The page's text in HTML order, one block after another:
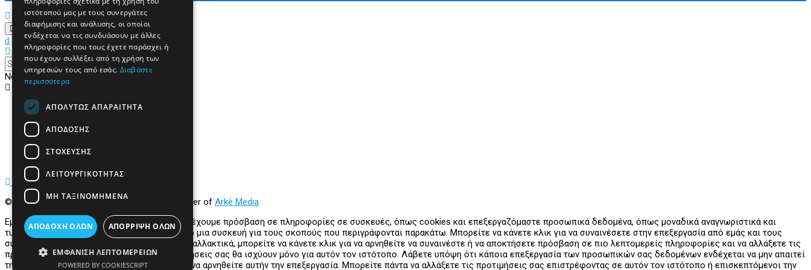
No Result
View All Result
Αρχική
Κόσμος
Πολιτική
Τοπικά
Περιφερειακά
Υγεία
© 2022PrevezapostInspired by Partner of Arkè Media
Εμείς και οι συνεργάτες μας αποθηκεύουμε ή έχουμε πρόσβαση σε πληροφορίες σε συσκευές, όπως cookies και επεξεργαζόμαστε προσωπικά δεδομένα, όπως μοναδικά αναγνωριστικά και
τυπικές πληροφορίες που αποστέλλονται από μια συσκευή για τους σκοπούς που περιγράφονται παρακάτω. Μπορείτε να κάνετε κλικ για να συναινέσετε στην επεξεργασία από εμάς και τους
συνεργάτες μας για τους εν λόγω σκοπούς. Εναλλακτικά, μπορείτε να κάνετε κλικ για να αρνηθείτε να συναινέστε ή να αποκτήσετε πρόσβαση σε πιο λεπτομερείς πληροφορίες και να αλλάξετε τις
προτιμήσεις σας πριν συναινέσετε. Οι προτιμήσεις σας θα ισχύουν μόνο για αυτόν τον ιστότοπο. Λάβετε υπόψη ότι κάποια επεξεργασία των προσωπικών σας δεδομένων ενδέχεται να μην απαιτεί
τη συγκατάθεσή σας, αλλά έχετε το δικαίωμα να αρνηθείτε αυτήν την επεξεργασία. Μπορείτε πάντα να αλλάξετε τις προτιμήσεις σας επιστρέφοντας σε αυτόν τον ιστότοπο ή επισκεπτόμενοι την
ιστότοπού μας με τους συνεργάτες
διαφήμισης και ανάλυσης, οι οποίοι
ενδέχεται να τις συνδυάσουν με άλλες
πληροφορίες που τους έχετε παράσχει ή
που έχουν συλλέξει από τη χρήση των
υπηρεσιών τους από εσάς. Διαβάστε
περισσότερα
ΑΠΟΛΎΤΩΣ ΑΠΑΡΑΊΤΗΤΑ
ΑΠΌΔΟΣΗΣ
ΣΤΌΧΕΥΣΗΣ
ΛΕΙΤΟΥΡΓΙΚΌΤΗΤΑΣ
ΜΗ ΤΑΞΙΝΟΜΗΜΈΝΑ
ΑΠΟΔΟΧΉ ΌΛΩΝ ΑΠΌΡΡΙΨΗ ΌΛΩΝ
ΕΜΦΆΝΙΣΗ ΛΕΠΤΟΜΕΡΕΙΏΝ
POWERED BY COOKIESCRIPT